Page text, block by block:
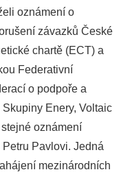
oznámení o
závazků České
chartě (ECT) a
Federativní
o podpoře a
Enery, Voltaic
oznámení
Pavlovi. Jedná
mezinárodních